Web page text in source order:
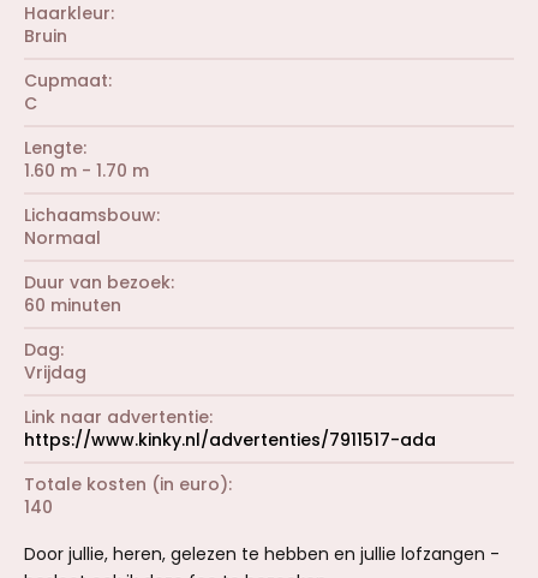
Haarkleur
Bruin
Cupmaat
C
Lengte
1.60 m - 1.70 m
Lichaamsbouw
Normaal
Duur van bezoek
60 minuten
Dag
Vrijdag
Link naar advertentie
https://www.kinky.nl/advertenties/7911517-ada
Totale kosten (in euro)
140
Door jullie, heren, gelezen te hebben en jullie lofzangen -